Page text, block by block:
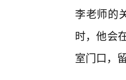
李老师的
时，他会
室门口，